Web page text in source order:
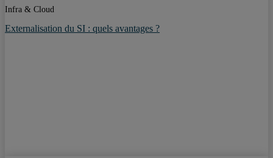
Infra & Cloud
Externalisation du SI : quels avantages ?